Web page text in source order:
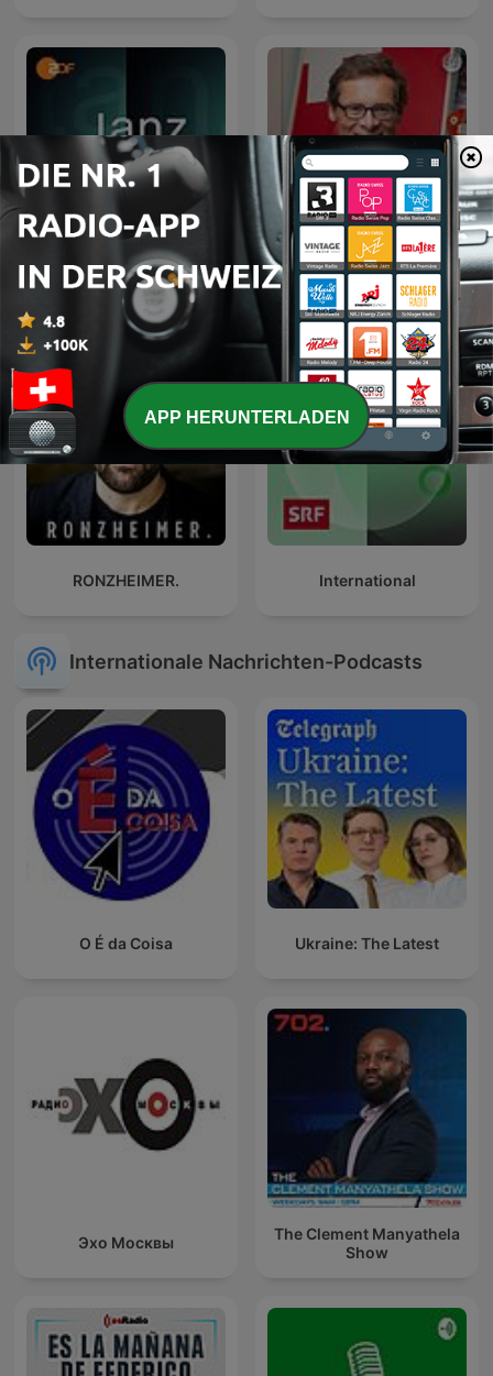
Lanz + Precht Weltwoche Daily
RONZHEIMER. International
Internationale Nachrichten-Podcasts
O É da Coisa Ukraine: The Latest
Эхо Москвы
The Clement Manyathela
Show
APP HERUNTERLADEN